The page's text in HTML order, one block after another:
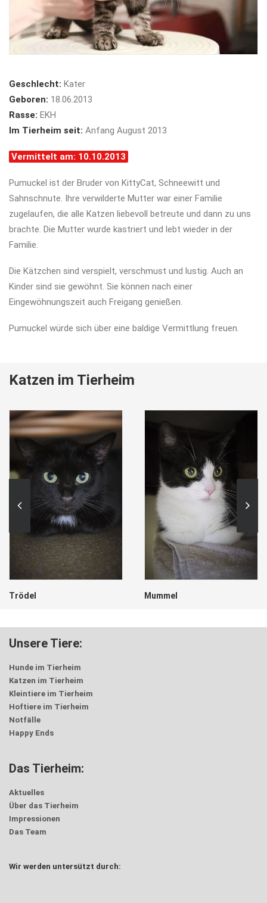
Geschlecht: Kater
Geboren: 18.06.2013
Rasse: EKH
Im Tierheim seit: Anfang August 2013
Vermittelt am: 10.10.2013
Pumuckel ist der Bruder von KittyCat, Schneewitt und
Sahnschnute. Ihre verwilderte Mutter war einer Familie
zugelaufen, die alle Katzen liebevoll betreute und dann zu uns
brachte. Die Mutter wurde kastriert und lebt wieder in der
Familie.
Die Kätzchen sind verspielt, verschmust und lustig. Auch an
Kinder sind sie gewöhnt. Sie können nach einer
Eingewöhnungszeit auch Freigang genießen.
Pumuckel würde sich über eine baldige Vermittlung freuen.
Katzen im Tierheim
Trödel Mummel
Unsere Tiere:
Hunde im Tierheim
Katzen im Tierheim
Kleintiere im Tierheim
Hoftiere im Tierheim
Notfälle
Happy Ends
Das Tierheim:
Aktuelles
Über das Tierheim
Impressionen
Das Team
Wir werden untersützt durch: